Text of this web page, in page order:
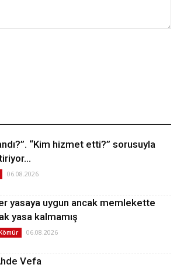
“Kim hizmet etti?” sorusuyla
06.08.2026
yasaya uygun ancak memlekette
yasa kalmamış
06.08.2026
Vefa